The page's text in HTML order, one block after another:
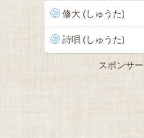
修大 (しゅうた)
詩唄 (しゅうた)
スポンサ